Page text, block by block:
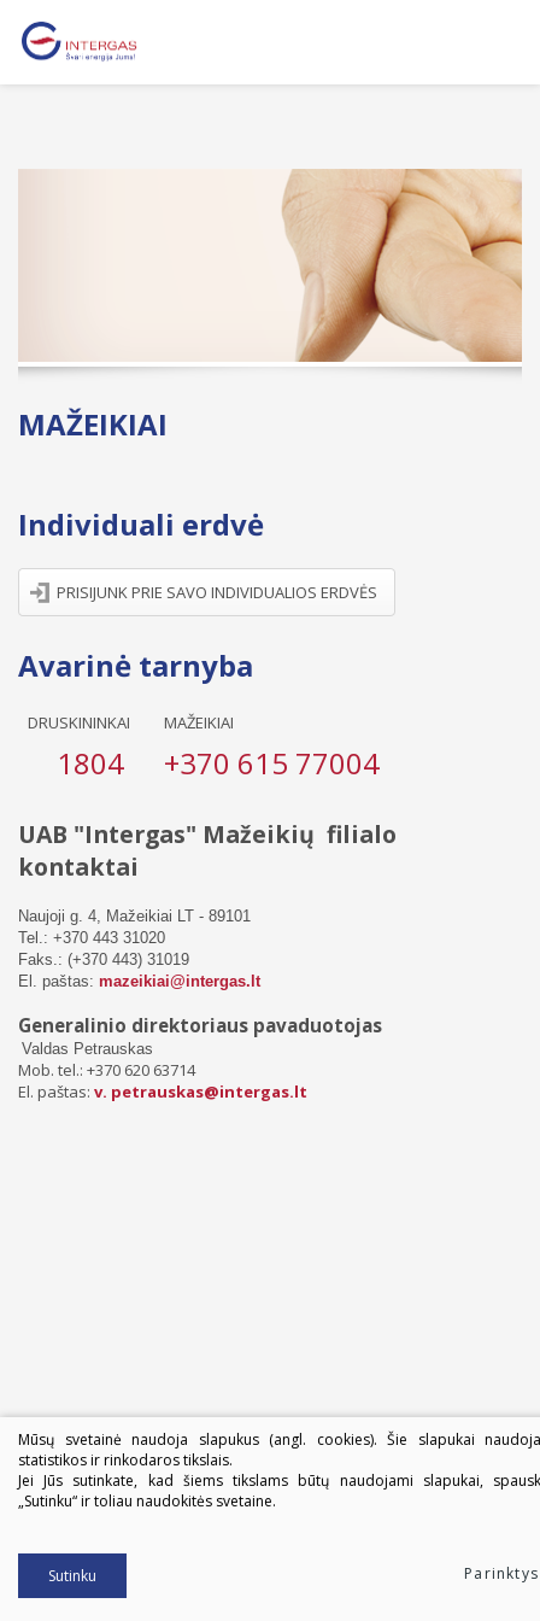
MAŽEIKIAI
Individuali erdvė
PRISIJUNK PRIE SAVO INDIVIDUALIOS ERDVĖS
Avarinė tarnyba
DRUSKININKAI MAŽEIKIAI
1804 +370 615 77004
UAB "Intergas" Mažeikių filialo
kontaktai
Naujoji g. 4, Mažeikiai LT - 89101
Tel.: +370 443 31020
Faks.: (+370 443) 31019
El. paštas: mazeikiai@intergas.lt
Generalinio direktoriaus pavaduotojas
Valdas Petrauskas
Mob. tel.: +370 620 63714
El. paštas: v. petrauskas@intergas.lt
Mūsų svetainė naudoja slapukus (angl. cookies). Šie slapukai
statistikos ir rinkodaros tikslais.
Jei Jūs sutinkate, kad šiems tikslams būtų naudojami slapukai,
„Sutinku“ ir toliau naudokitės svetaine.
Sutinku Parinktys